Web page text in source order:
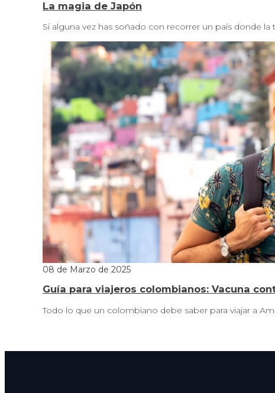
La magia de Japón
Si alguna vez has soñado con recorrer un país donde
08 de Marzo de 2025
Guía para viajeros colombianos: Vacuna
Todo lo que un colombiano debe saber para viajar a